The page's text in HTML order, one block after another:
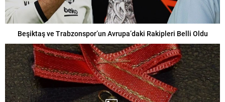
Beşiktaş ve Trabzonspor’un Avrupa’daki Rakipleri Belli Oldu